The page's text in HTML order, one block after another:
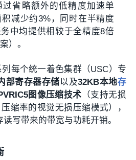
过省略额外的低精度加速单
减少约3%，同时在半精度
中均提供相较于全精度8倍
）。
每个统一着色集群（USC）专
部寄存器存储以及32KB本地存
图像压缩技术 （支持无损
缩率的视觉无损压缩模式），
写带来的带宽与功耗开销。